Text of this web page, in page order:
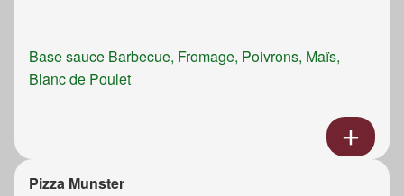
Base sauce Barbecue, Fromage, Poivrons, Maïs,
Blanc de Poulet
Pizza Munster